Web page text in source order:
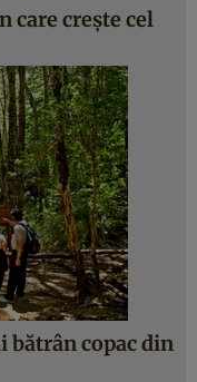
care crește cel
bătrân copac din